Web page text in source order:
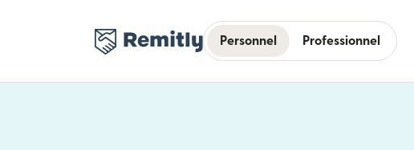
Personnel Professionnel